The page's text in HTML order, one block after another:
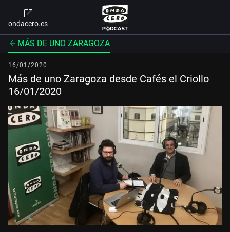
ondacero.es
MÁS DE UNO ZARAGOZA
16/01/2020
Más de uno Zaragoza desde Cafés el Criollo
16/01/2020